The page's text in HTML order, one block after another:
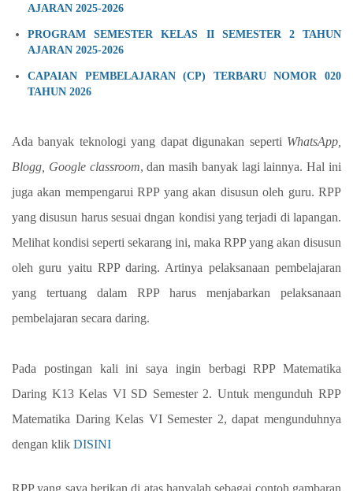
AJARAN 2025-2026
PROGRAM SEMESTER KELAS II SEMESTER 2 TAHUN
AJARAN 2025-2026
CAPAIAN PEMBELAJARAN (CP) TERBARU NOMOR 020
TAHUN 2026
Ada banyak teknologi yang dapat digunakan seperti WhatsApp,
Blogg, Google classroom, dan masih banyak lagi lainnya. Hal ini
juga akan mempengarui RPP yang akan disusun oleh guru. RPP
yang disusun harus sesuai dngan kondisi yang terjadi di lapangan.
Melihat kondisi seperti sekarang ini, maka RPP yang akan disusun
oleh guru yaitu RPP daring. Artinya pelaksanaan pembelajaran
yang tertuang dalam RPP harus menjabarkan pelaksanaan
pembelajaran secara daring.
Pada postingan kali ini saya ingin berbagi RPP Matematika
Daring K13 Kelas VI SD Semester 2. Untuk mengunduh RPP
Matematika Daring Kelas VI Semester 2, dapat mengunduhnya
dengan klik DISINI
RPP yang saya berikan di atas hanyalah sebagai contoh gambaran